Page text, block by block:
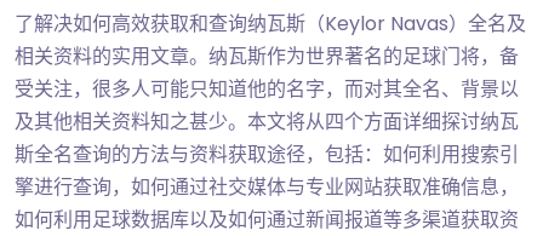
了解决如何高效获取和查询纳瓦斯（Keylor Navas）全名及
相关资料的实用文章。纳瓦斯作为世界著名的足球门将，备
受关注，很多人可能只知道他的名字，而对其全名、背景以
及其他相关资料知之甚少。本文将从四个方面详细探讨纳瓦
斯全名查询的方法与资料获取途径，包括：如何利用搜索引
擎进行查询，如何通过社交媒体与专业网站获取准确信息，
如何利用足球数据库以及如何通过新闻报道等多渠道获取资